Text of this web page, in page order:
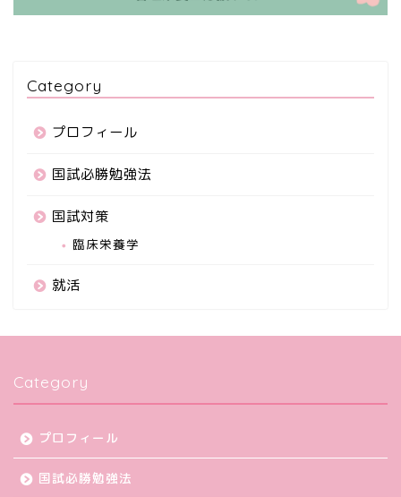
Category
プロフィール
国試必勝勉強法
国試対策
臨床栄養学
就活
Category
プロフィール
国試必勝勉強法